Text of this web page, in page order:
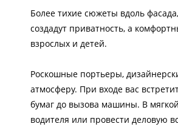
Более тихие сюжеты вдоль
создадут приватность, а
взрослых и детей.
Роскошные портьеры,
атмосферу. При входе вас
бумаг до вызова машины. В
водителя или провести деловую